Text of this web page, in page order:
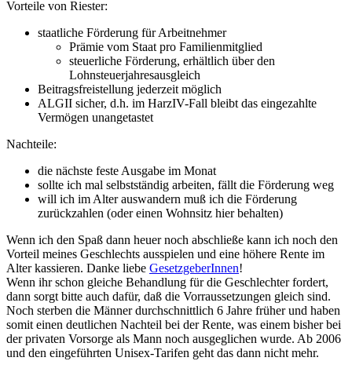
Vorteile von Riester:
staatliche Förderung für Arbeitnehmer
Prämie vom Staat pro Familienmitglied
steuerliche Förderung, erhältlich über den
Lohnsteuerjahresausgleich
Beitragsfreistellung jederzeit möglich
ALGII sicher, d.h. im HarzIV-Fall bleibt das eingezahlte
Vermögen unangetastet
Nachteile:
die nächste feste Ausgabe im Monat
sollte ich mal selbstständig arbeiten, fällt die Förderung weg
will ich im Alter auswandern muß ich die Förderung
zurückzahlen (oder einen Wohnsitz hier behalten)
Wenn ich den Spaß dann heuer noch abschließe kann ich noch den
Vorteil meines Geschlechts ausspielen und eine höhere Rente im
Alter kassieren. Danke liebe GesetzgeberInnen!
Wenn ihr schon gleiche Behandlung für die Geschlechter fordert,
dann sorgt bitte auch dafür, daß die Vorraussetzungen gleich sind.
Noch sterben die Männer durchschnittlich 6 Jahre früher und haben
somit einen deutlichen Nachteil bei der Rente, was einem bisher bei
der privaten Vorsorge als Mann noch ausgeglichen wurde. Ab 2006
und den eingeführten Unisex-Tarifen geht das dann nicht mehr.